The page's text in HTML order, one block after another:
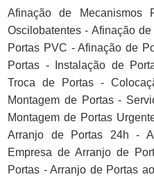
Afinação de Mecanismos
Oscilobatentes - Afinação
Portas PVC - Afinação de
Portas - Instalação de
Troca de Portas -
Montagem de Portas -
Montagem de Portas
Arranjo de Portas 24h -
Empresa de Arranjo de
Portas - Arranjo de Portas